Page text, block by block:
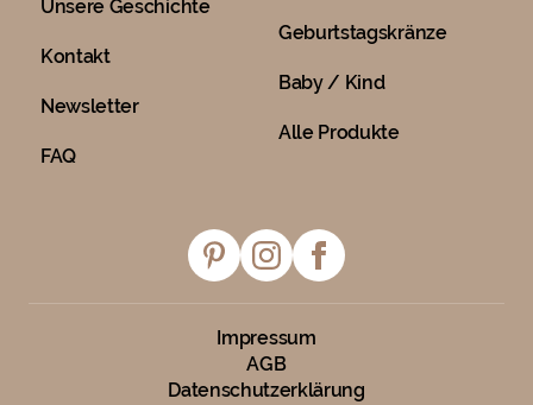
Unsere Geschichte
Kontakt
Newsletter
FAQ
Geburtstagskränze
Baby / Kind
Alle Produkte
Impressum
AGB
Datenschutzerklärung